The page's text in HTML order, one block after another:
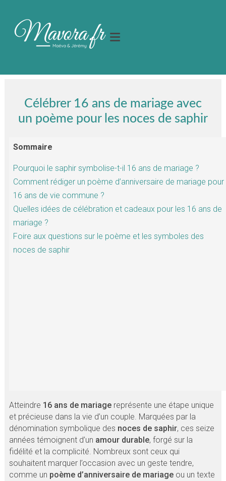
Célébrer 16 ans de mariage avec
un poème pour les noces de saphir
Sommaire
Pourquoi le saphir symbolise-t-il 16 ans de mariage ?
Comment rédiger un poème d’anniversaire de mariage pour
16 ans de vie commune ?
Quelles idées de célébration et cadeaux pour les 16 ans de
mariage ?
Foire aux questions sur le poème et les symboles des
noces de saphir
Atteindre 16 ans de mariagereprésente une étape unique
et précieuse dans la vie d’un couple. Marquées par la
dénomination symbolique des noces de saphir, ces seize
années témoignent d’un amour durable, forgé sur la
fidélité et la complicité. Nombreux sont ceux qui
souhaitent marquer l’occasion avec un geste tendre,
comme un poème d’anniversaire de mariageou un texte